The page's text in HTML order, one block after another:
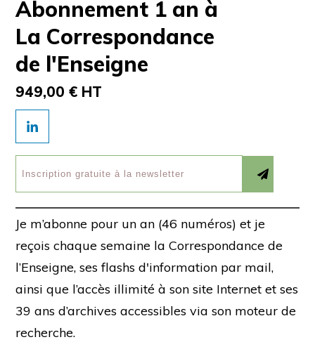
Abonnement 1 an à
La Correspondance
de l'Enseigne
949,00 € HT
Je m’abonne pour un an (46 numéros) et je
reçois chaque semaine la Correspondance de
l’Enseigne, ses flashs d'information par mail,
ainsi que l’accès illimité à son site Internet et ses
39 ans d’archives accessibles via son moteur de
recherche.